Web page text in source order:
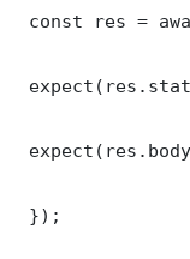
const res =
});